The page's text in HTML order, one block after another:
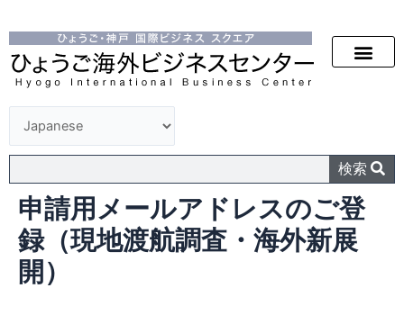
検索
申請用メールアドレスのご登
録（現地渡航調査・海外新展
開）